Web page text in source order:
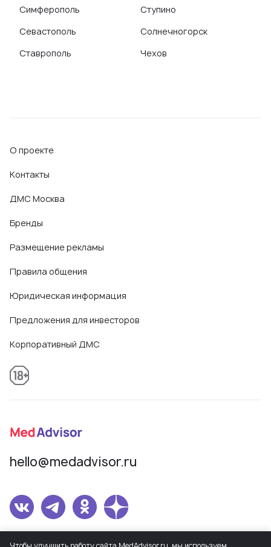
Симферополь
Севастополь
Ставрополь
Ступино
Солнечногорск
Чехов
О проекте
Контакты
ДМС Москва
Бренды
Размещение рекламы
Правила общения
Юридическая информация
Предложения для инвесторов
Корпоративный ДМС
hello@medadvisor.ru